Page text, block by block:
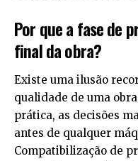
Por que a fase de
final da obra?
Existe uma ilusão
qualidade de uma
prática, as decisões
antes de qualquer
Compatibilização de